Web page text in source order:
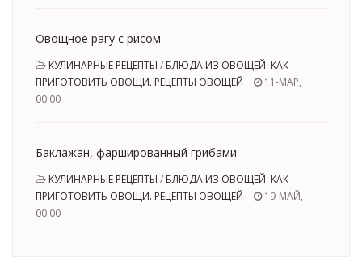
Овощное рагу с рисом
КУЛИНАРНЫЕ РЕЦЕПТЫ / БЛЮДА ИЗ ОВОЩЕЙ. КАК
ПРИГОТОВИТЬ ОВОЩИ. РЕЦЕПТЫ ОВОЩЕЙ
11-МАР,
00:00
Баклажан, фаршированный грибами
КУЛИНАРНЫЕ РЕЦЕПТЫ / БЛЮДА ИЗ ОВОЩЕЙ. КАК
ПРИГОТОВИТЬ ОВОЩИ. РЕЦЕПТЫ ОВОЩЕЙ
19-МАЙ,
00:00